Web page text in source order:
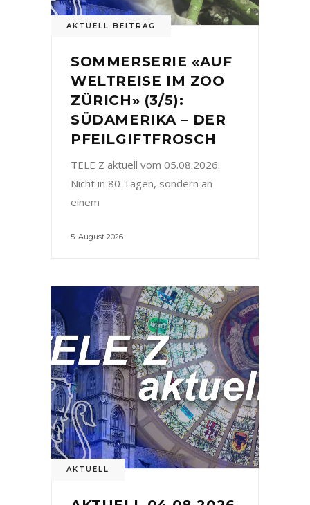
AKTUELL BEITRAG
SOMMERSERIE «AUF
WELTREISE IM ZOO
ZÜRICH» (3/5):
SÜDAMERIKA – DER
PFEILGIFTFROSCH
TELE Z aktuell vom 05.08.2026:
Nicht in 80 Tagen, sondern an
einem
5. August 2026
AKTUELL